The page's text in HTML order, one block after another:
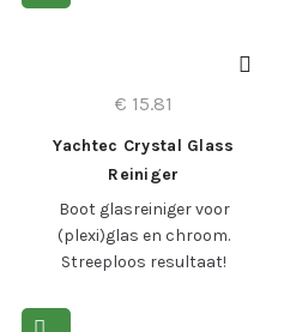
pakket van 5 x 1 liter voor
€ 15.81
Yachtec Crystal Glass
Reiniger
Boot glasreiniger voor
(plexi)glas en chroom.
Streeploos resultaat!